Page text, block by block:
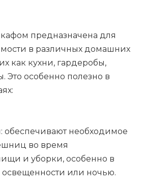
предназначена для
в различных домашних
как кухни, гардеробы,
Это особенно полезно в
обеспечивают необходимое
во время
и уборки, особенно в
освещенности или ночью.